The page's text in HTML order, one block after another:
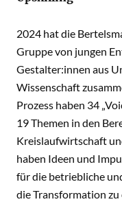
2024 hat die
Gruppe von jungen
Gestalter:innen aus
Wissenschaft
Prozess haben 34
19 Themen in den
Kreislaufwirtschaft
haben Ideen und
für die betriebliche
die Transformation